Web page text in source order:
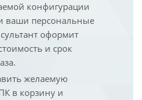
конфигурации
ваши персональные
оформит
и срок
желаемую
в корзину и